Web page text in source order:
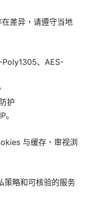
差异，请遵守当地
、AES-
护
与缓存、审视浏
策略和可核验的服务